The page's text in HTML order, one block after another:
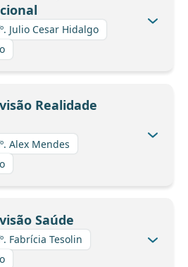
Julio Cesar Hidalgo
Realidade
Alex Mendes
Saúde
Fabrícia Tesolin